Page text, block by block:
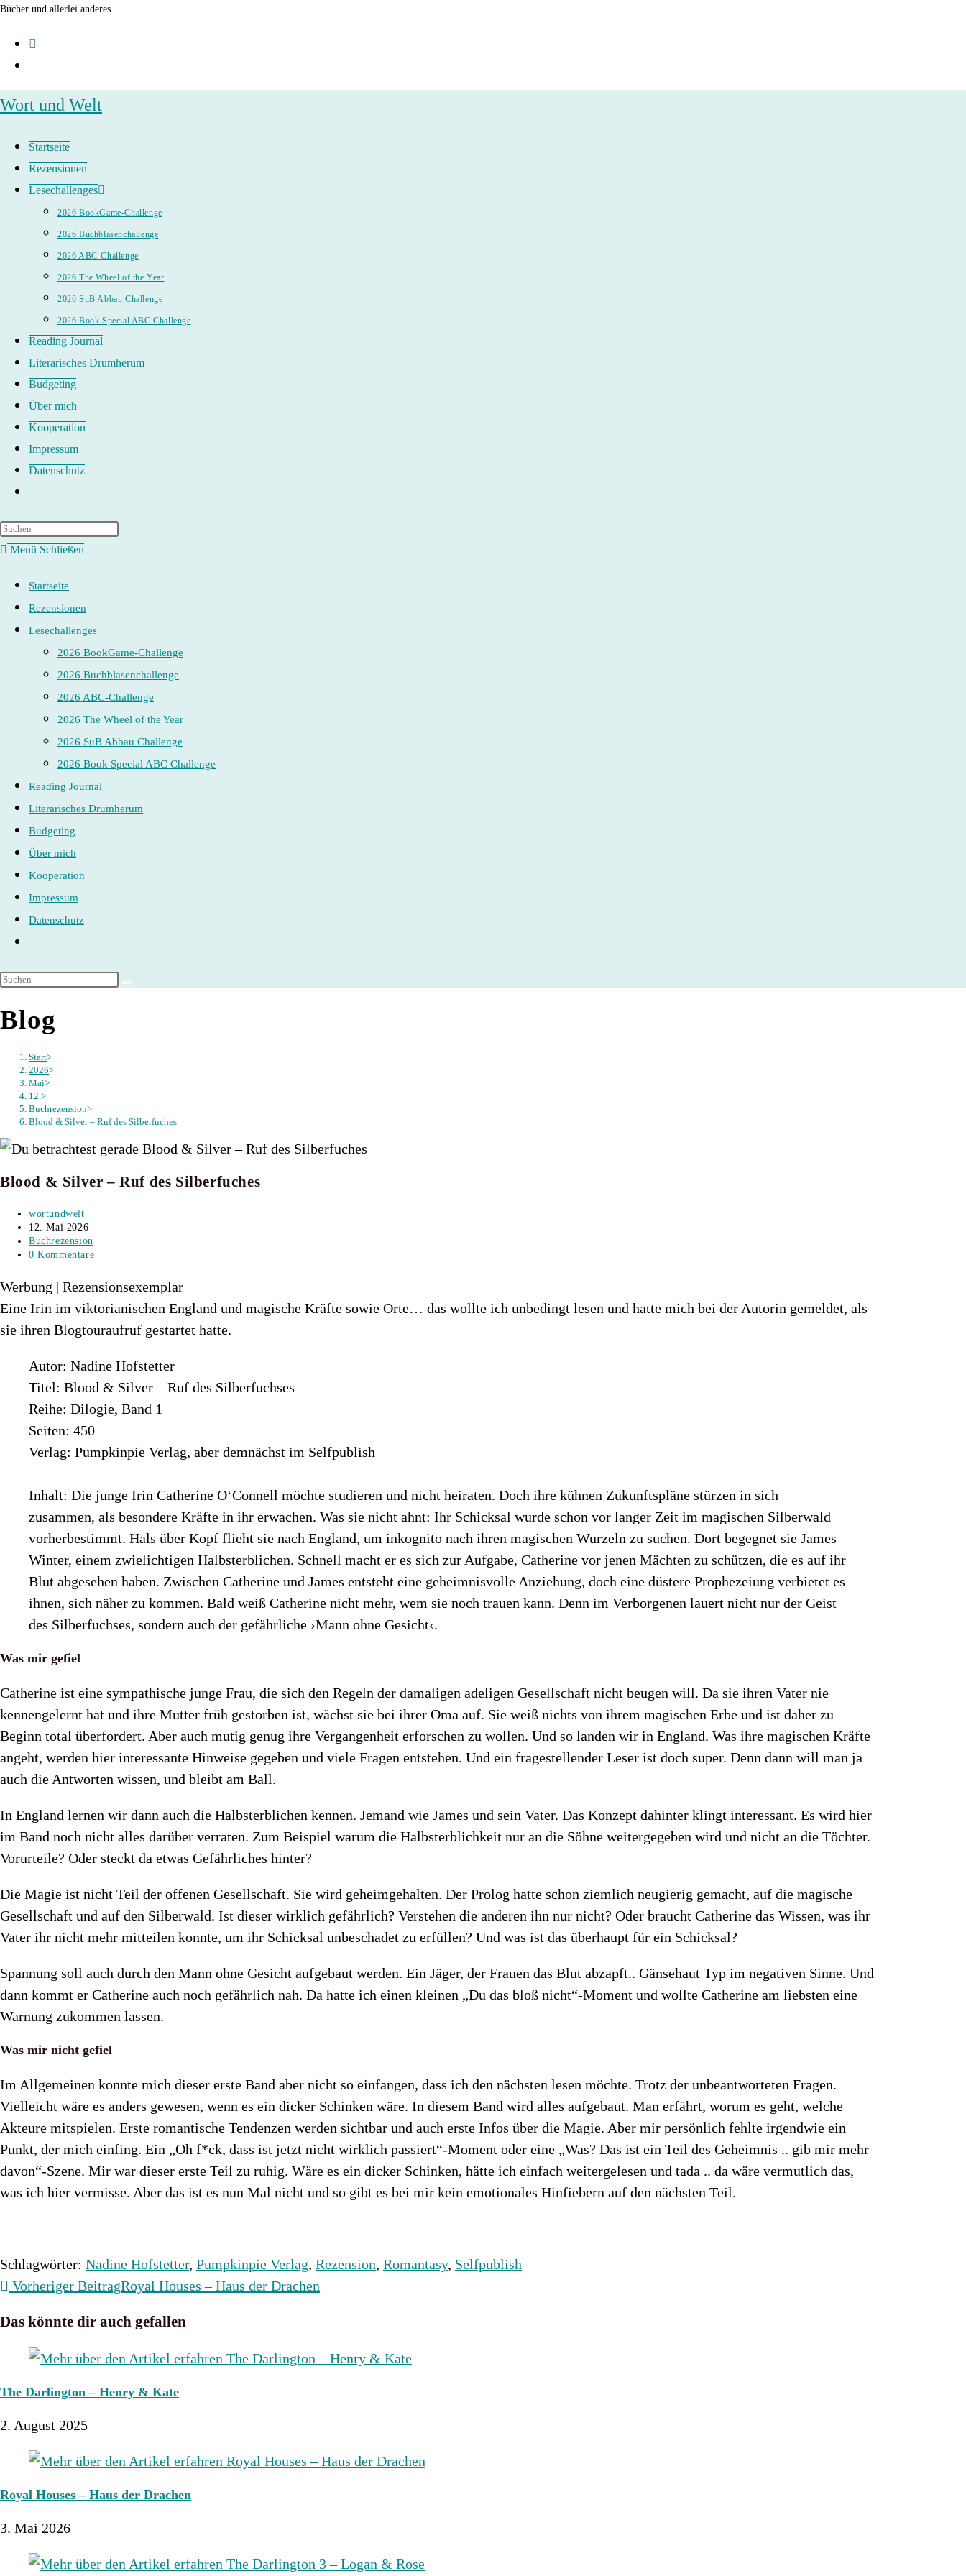
Zum
springen
Bücher und allerlei anderes
Wort und Welt
Startseite
Rezensionen
Lesechallenges
2026 BookGame-Challenge
2026 Buchblasenchallenge
2026 ABC-Challenge
2026 The Wheel of the Year
2026 SuB Abbau Challenge
2026 Book Special ABC Challenge
Reading Journal
Literarisches Drumherum
Budgeting
Über mich
Kooperation
Impressum
Datenschutz
umschalten
Menü Schließen
Startseite
Rezensionen
Lesechallenges
2026 BookGame-Challenge
2026 Buchblasenchallenge
2026 ABC-Challenge
2026 The Wheel of the Year
2026 SuB Abbau Challenge
2026 Book Special ABC Challenge
Reading Journal
Literarisches Drumherum
Budgeting
Über mich
Kooperation
Impressum
Datenschutz
umschalten
Blog
Start>
2026>
Mai>
12. >
Buchrezension>
Blood & Silver – Ruf des Silberfuches
Blood & Silver – Ruf des Silberfuches
Beitrags-
Autor:
wortundwelt
Beitrag
veröffentlicht:
12. Mai 2026
Beitrags-
Kategorie:
Buchrezension
Beitrags-
0 Kommentare
Werbung | Rezensionsexemplar
Eine Irin im viktorianischen England und magische Kräfte sowie Orte… das wollte ich unbedingt lesen und hatte mich bei der Autorin gemeldet, als
sie ihren Blogtouraufruf gestartet hatte.
Autor: Nadine Hofstetter
Titel: Blood & Silver – Ruf des Silberfuchses
Reihe: Dilogie, Band 1
Seiten: 450
Verlag: Pumpkinpie Verlag, aber demnächst im Selfpublish
Inhalt: Die junge Irin Catherine O‘Connell möchte studieren und nicht heiraten. Doch ihre kühnen Zukunftspläne stürzen in sich
zusammen, als besondere Kräfte in ihr erwachen. Was sie nicht ahnt: Ihr Schicksal wurde schon vor langer Zeit im magischen Silberwald
vorherbestimmt. Hals über Kopf flieht sie nach England, um inkognito nach ihren magischen Wurzeln zu suchen. Dort begegnet sie James
Winter, einem zwielichtigen Halbsterblichen. Schnell macht er es sich zur Aufgabe, Catherine vor jenen Mächten zu schützen, die es auf ihr
Blut abgesehen haben. Zwischen Catherine und James entsteht eine geheimnisvolle Anziehung, doch eine düstere Prophezeiung verbietet es
ihnen, sich näher zu kommen. Bald weiß Catherine nicht mehr, wem sie noch trauen kann. Denn im Verborgenen lauert nicht nur der Geist
des Silberfuchses, sondern auch der gefährliche ›Mann ohne Gesicht‹.
Was mir gefiel
Catherine ist eine sympathische junge Frau, die sich den Regeln der damaligen adeligen Gesellschaft nicht beugen will. Da sie ihren Vater nie
kennengelernt hat und ihre Mutter früh gestorben ist, wächst sie bei ihrer Oma auf. Sie weiß nichts von ihrem magischen Erbe und ist daher zu
Beginn total überfordert. Aber auch mutig genug ihre Vergangenheit erforschen zu wollen. Und so landen wir in England. Was ihre magischen Kräfte
angeht, werden hier interessante Hinweise gegeben und viele Fragen entstehen. Und ein fragestellender Leser ist doch super. Denn dann will man ja
auch die Antworten wissen, und bleibt am Ball.
In England lernen wir dann auch die Halbsterblichen kennen. Jemand wie James und sein Vater. Das Konzept dahinter klingt interessant. Es wird hier
im Band noch nicht alles darüber verraten. Zum Beispiel warum die Halbsterblichkeit nur an die Söhne weitergegeben wird und nicht an die Töchter.
Vorurteile? Oder steckt da etwas Gefährliches hinter?
Die Magie ist nicht Teil der offenen Gesellschaft. Sie wird geheimgehalten. Der Prolog hatte schon ziemlich neugierig gemacht, auf die magische
Gesellschaft und auf den Silberwald. Ist dieser wirklich gefährlich? Verstehen die anderen ihn nur nicht? Oder braucht Catherine das Wissen, was ihr
Vater ihr nicht mehr mitteilen konnte, um ihr Schicksal unbeschadet zu erfüllen? Und was ist das überhaupt für ein Schicksal?
Spannung soll auch durch den Mann ohne Gesicht aufgebaut werden. Ein Jäger, der Frauen das Blut abzapft.. Gänsehaut Typ im negativen Sinne. Und
dann kommt er Catherine auch noch gefährlich nah. Da hatte ich einen kleinen „Du das bloß nicht“-Moment und wollte Catherine am liebsten eine
Warnung zukommen lassen.
Was mir nicht gefiel
Im Allgemeinen konnte mich dieser erste Band aber nicht so einfangen, dass ich den nächsten lesen möchte. Trotz der unbeantworteten Fragen.
Vielleicht wäre es anders gewesen, wenn es ein dicker Schinken wäre. In diesem Band wird alles aufgebaut. Man erfährt, worum es geht, welche
Akteure mitspielen. Erste romantische Tendenzen werden sichtbar und auch erste Infos über die Magie. Aber mir persönlich fehlte irgendwie ein
Punkt, der mich einfing. Ein „Oh f*ck, dass ist jetzt nicht wirklich passiert“-Moment oder eine „Was? Das ist ein Teil des Geheimnis .. gib mir mehr
davon“-Szene. Mir war dieser erste Teil zu ruhig. Wäre es ein dicker Schinken, hätte ich einfach weitergelesen und tada .. da wäre vermutlich das,
was ich hier vermisse. Aber das ist es nun Mal nicht und so gibt es bei mir kein emotionales Hinfiebern auf den nächsten Teil.
Schlagwörter: Nadine Hofstetter, Pumpkinpie Verlag, Rezension, Romantasy, Selfpublish
Weitere
ansehen
Vorheriger BeitragRoyal Houses – Haus der Drachen
Das könnte dir auch gefallen
The Darlington – Henry & Kate
2. August 2025
Royal Houses – Haus der Drachen
3. Mai 2026